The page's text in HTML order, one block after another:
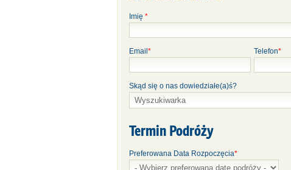
Imię *
Email * Telefon*
Skąd się o nas dowiedziałe(a)ś?
Termin Podróży
Preferowana Data Rozpoczęcia*